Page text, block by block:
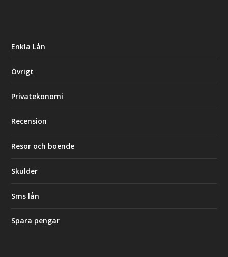
Enkla Lån
Övrigt
Privatekonomi
Recension
Resor och boende
Skulder
Sms lån
Spara pengar